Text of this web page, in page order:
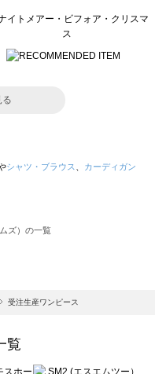
る
シャツ・ブラウス
カーディガン
ズ）の一覧
サモスモス）の一覧
の一覧
受注生産ワンピース
覧